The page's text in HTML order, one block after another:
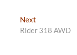
NextNext
post:
Rider 318 AWD